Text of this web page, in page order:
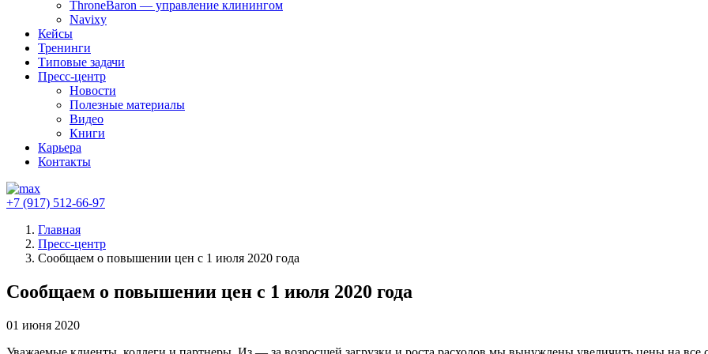
ThroneBaron — управление клинингом
Navixy
Кейсы
Тренинги
Типовые задачи
Пресс-центр
Новости
Полезные материалы
Видео
Книги
Карьера
Контакты
+7 (917) 512-66-97
Главная
Пресс-центр
Сообщаем о повышении цен с 1 июля 2020 года
Сообщаем о повышении цен с 1 июля 2020 года
01 июня 2020